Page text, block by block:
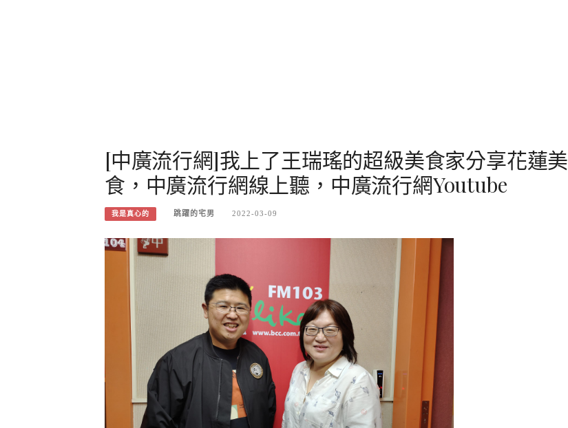
[中廣流行網]我上了王瑞瑤的超級美食家分享花蓮美
食，中廣流行網線上聽，中廣流行網Youtube
我是真心的 跳躍的宅男 2022-03-09